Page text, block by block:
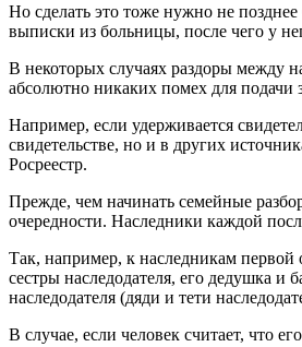
Но сделать это тоже нужно не
выписки из больницы, после чего у
В некоторых случаях раздоры между
абсолютно никаких помех для подачи
Например, если удерживается
свидетельстве, но и в других
Росреестр.
Прежде, чем начинать семейные
очередности. Наследники каждой
Так, например, к наследникам первой
сестры наследодателя, его дедушка и
наследодателя (дяди и тети
В случае, если человек считает, что